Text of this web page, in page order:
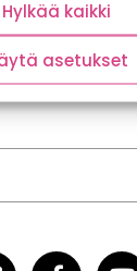
Hylkää kaikki
asetukset